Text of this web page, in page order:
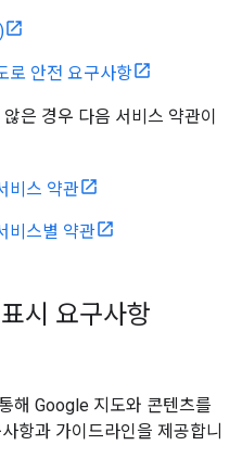
안전 요구사항
은 경우 다음 서비스 약관이
비스 약관
비스별 약관
시 요구사항
해 Google 지도와 콘텐츠를
항과 가이드라인을 제공합니